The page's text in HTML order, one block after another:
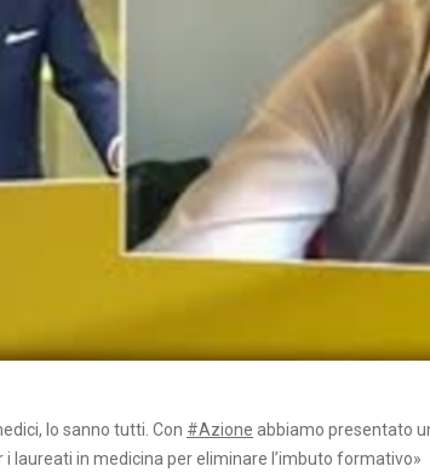
lo sanno tutti. Con #Azione abbiamo presentato
laureati in medicina per eliminare l’imbuto formativo»